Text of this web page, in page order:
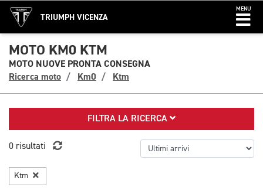
TRIUMPH VICENZA
MENU
MOTO KM0 KTM
MOTO NUOVE PRONTA CONSEGNA
Ricerca moto
Km0 Ktm
FILTRA LA RICERCA
0 risultati
Ktm